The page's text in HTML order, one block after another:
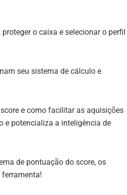
o caixa e selecionar o perfil
seu sistema de cálculo e
e como facilitar as aquisições
e potencializa a inteligência de
de pontuação do score, os